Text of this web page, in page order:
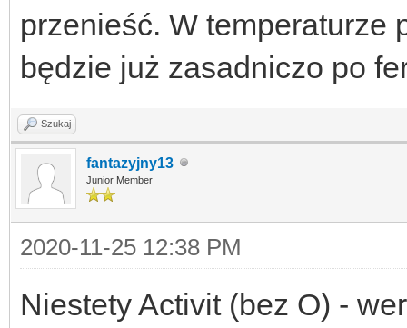
przenieść. W temperaturze
będzie już zasadniczo po
Szukaj
fantazyjny13
Junior Member
2020-11-25 12:38 PM
Niestety Activit (bez O) -